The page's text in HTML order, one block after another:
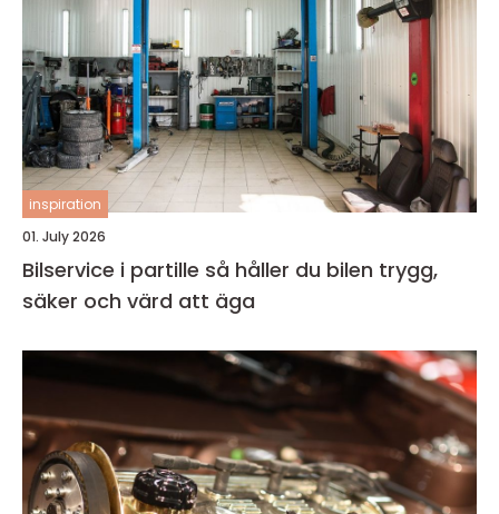
inspiration
01. July 2026
Bilservice i partille så håller du bilen trygg,
säker och värd att äga